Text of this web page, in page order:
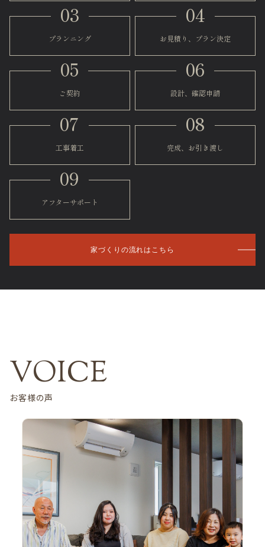
03
プランニング
04
お見積り、プラン決定
05
ご契約
06
設計、確認申請
07
工事着工
08
完成、お引き渡し
09
アフターサポート
家づくりの流れはこちら
お客様の声